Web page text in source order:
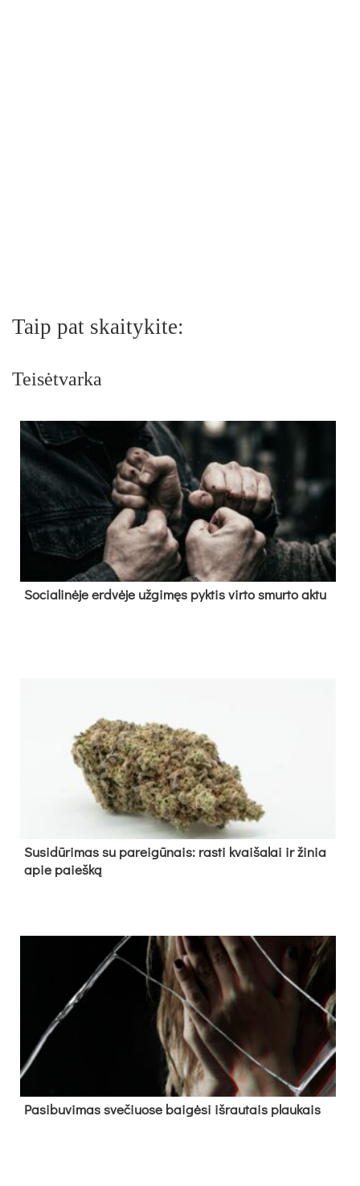
Taip pat skaitykite:
Teisėtvarka
So­cia­li­nė­je erd­vė­je už­gi­męs pyk­tis vir­to smur­to ak­tu
Su­si­dū­ri­mas su pa­rei­gū­nais: ras­ti kvai­ša­lai ir ži­nia
apie paieš­ką
Pa­si­bu­vi­mas sve­čiuo­se bai­gė­si iš­rau­tais plau­kais